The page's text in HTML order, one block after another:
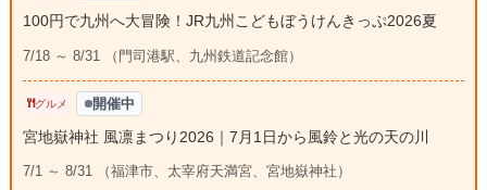
100円で九州へ大冒険！JR九州こどもぼうけんきっぷ2026夏
7/18 ～ 8/31 （門司港駅、九州鉄道記念館）
グルメ 開催中
宮地嶽神社 風凛まつり2026｜7月1日から風鈴と光の天の川
7/1 ～ 8/31 （福津市、太宰府天満宮、宮地嶽神社）